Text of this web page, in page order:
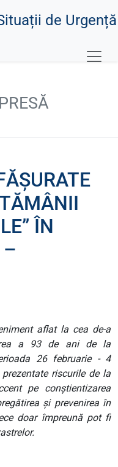
ÎN
–
aflat la cea de-a
a 93 de ani de la
26 februarie - 4
riscurile de la
pe conștientizarea
și prevenirea în
doar împreună pot fi